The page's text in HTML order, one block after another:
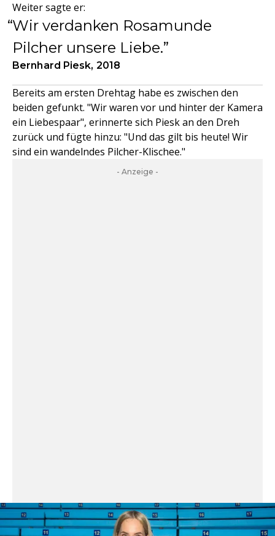
Weiter sagte er:
Wir verdanken Rosamunde
Pilcher unsere Liebe.
Bernhard Piesk, 2018
Bereits am ersten Drehtag habe es zwischen den
beiden gefunkt. "Wir waren vor und hinter der Kamera
ein Liebespaar", erinnerte sich Piesk an den Dreh
zurück und fügte hinzu: "Und das gilt bis heute! Wir
sind ein wandelndes Pilcher-Klischee."
- Anzeige -